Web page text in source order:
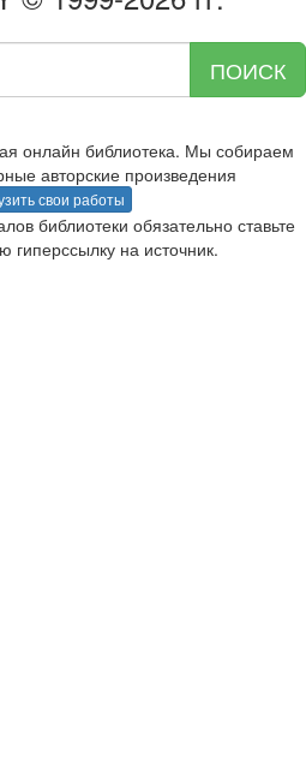
ПОИСК
онлайн библиотека. Мы собираем
авторские произведения
свои работы
библиотеки обязательно ставьте
гиперссылку на источник.